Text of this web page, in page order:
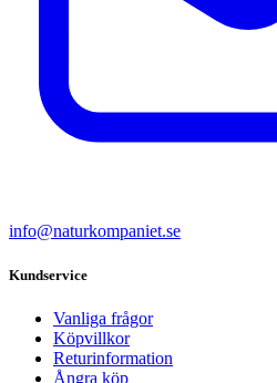
info@naturkompaniet.se
Kundservice
Vanliga frågor
Köpvillkor
Returinformation
Ångra köp